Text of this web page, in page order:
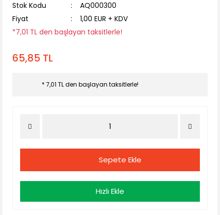
Stok Kodu
AQ000300
Fiyat
1,00 EUR + KDV
*7,01 TL den başlayan taksitlerle!
65,85 TL
* 7,01 TL den başlayan taksitlerle!
Sepete Ekle
Hızlı Ekle